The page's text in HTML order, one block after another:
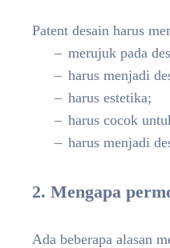
Patent desain harus
merujuk pada
harus menjadi
harus estetika;
harus cocok
harus menjadi
2. Mengapa
Ada beberapa alasan